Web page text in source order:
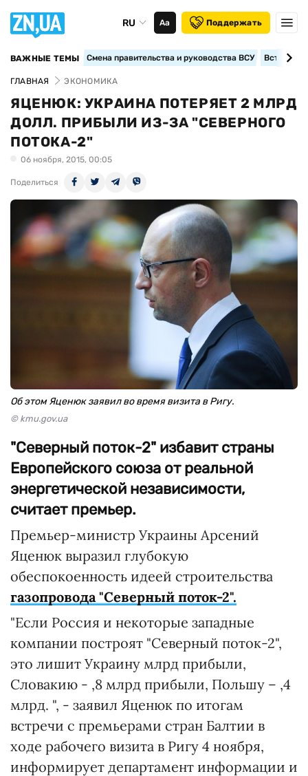
RU Аа Поддержать
ВАЖНЫЕ ТЕМЫ Смена правительства и руководства ВСУ
ГЛАВНАЯ ЭКОНОМИКА
ЯЦЕНЮК: УКРАИНА ПОТЕРЯЕТ 2 МЛРД
ДОЛЛ. ПРИБЫЛИ ИЗ-ЗА "СЕВЕРНОГО
ПОТОКА-2"
06 ноября, 2015, 00:05
Поделиться
Об этом Яценюк заявил во время визита в Ригу.
© kmu.gov.ua
"Северный поток-2" избавит страны
Европейского союза от реальной
энергетической независимости,
считает премьер.
Премьер-министр Украины Арсений
Яценюк выразил глубокую
обеспокоенность идеей строительства
газопровода "Северный поток-2".
"Если Россия и некоторые западные
компании построят "Северный поток-2",
это лишит Украину млрд прибыли,
Словакию - ,8 млрд прибыли, Польшу – ,4
млрд. ", - заявил Яценюк по итогам
встречи с премьерами стран Балтии в
ходе рабочего визита в Ригу 4 ноября,
информирует департамент информации и